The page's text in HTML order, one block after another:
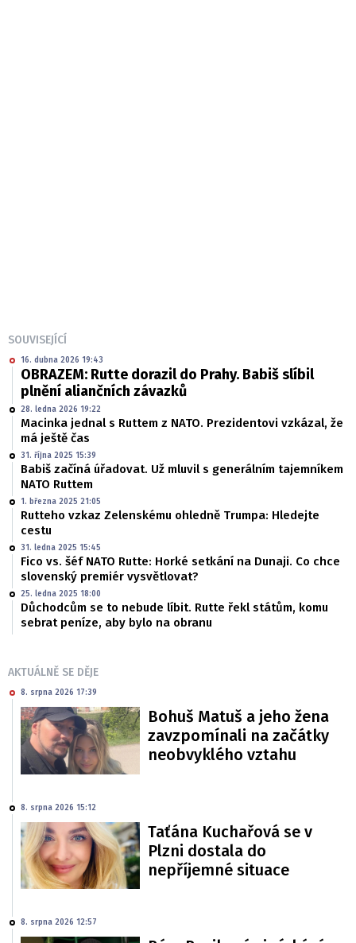
SOUVISEJÍCÍ
16. dubna 2026 19:43
OBRAZEM: Rutte dorazil do Prahy. Babiš slíbil
plnění aliančních závazků
28. ledna 2026 19:22
Macinka jednal s Ruttem z NATO. Prezidentovi vzkázal, že
má ještě čas
31. října 2025 15:39
Babiš začíná úřadovat. Už mluvil s generálním tajemníkem
NATO Ruttem
1. března 2025 21:05
Rutteho vzkaz Zelenskému ohledně Trumpa: Hledejte
cestu
31. ledna 2025 15:45
Fico vs. šéf NATO Rutte: Horké setkání na Dunaji. Co chce
slovenský premiér vysvětlovat?
25. ledna 2025 18:00
Důchodcům se to nebude líbit. Rutte řekl státům, komu
sebrat peníze, aby bylo na obranu
AKTUÁLNĚ SE DĚJE
8. srpna 2026 17:39
Bohuš Matuš a jeho žena
zavzpomínali na začátky
neobvyklého vztahu
8. srpna 2026 15:12
Taťána Kuchařová se v
Plzni dostala do
nepříjemné situace
8. srpna 2026 12:57